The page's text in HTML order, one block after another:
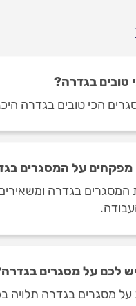
טובים בגדרה?
הכי טובים בגדרה
מפקחים על המסגרים
המסגרים בגדרה
לכם על מסגרים
בגדרה תלויה בכמות